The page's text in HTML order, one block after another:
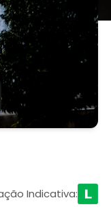
Indicativa: